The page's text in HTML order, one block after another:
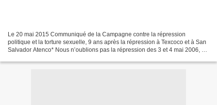
Le 20 mai 2015 Communiqué de la Campagne contre la répression
politique et la torture sexuelle, 9 ans après la répression à Texcoco et à San
Salvador Atenco* Nous n’oublions pas la répression des 3 et 4 mai 2006, à